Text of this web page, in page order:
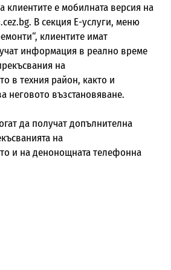
клиентите е мобилната версия на
В секция Е-услуги, меню
клиентите имат
информация в реално време
на
в техния район, както и
неговото възстановяване.
да получат допълнителна
на
и на денонощната телефонна